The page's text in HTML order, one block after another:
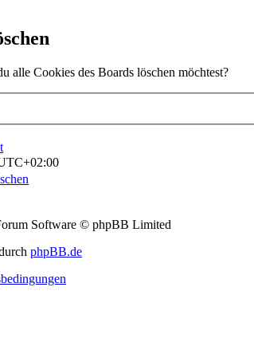
alle Cookies des Boards löschen möchtest?
Software © phpBB Limited
phpBB.de